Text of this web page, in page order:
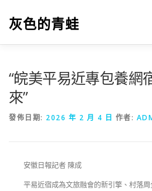
灰色的青蛙
“皖美平易近專包養網
來”
發佈日期: 2026 年 2 月 4 日 作者:
安徽日報記者 陳成
平易近宿成為文旅融會的新引擎、村落